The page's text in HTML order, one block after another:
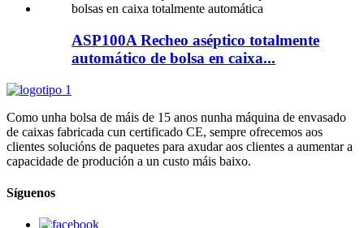
ASP100A Recheo aséptico totalmente
automático de bolsa en caixa...
Como unha bolsa de máis de 15 anos nunha máquina de envasado
de caixas fabricada cun certificado CE, sempre ofrecemos aos
clientes solucións de paquetes para axudar aos clientes a aumentar a
capacidade de produción a un custo máis baixo.
Síguenos